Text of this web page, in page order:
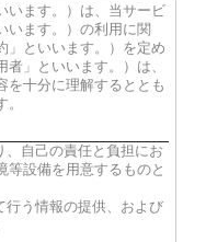
います。）は、当サービ
います。）の利用に関
」といいます。）を定め
」といいます。）は、
を十分に理解するととも
、自己の責任と負担にお
等設備を用意するものと
行う情報の提供、および